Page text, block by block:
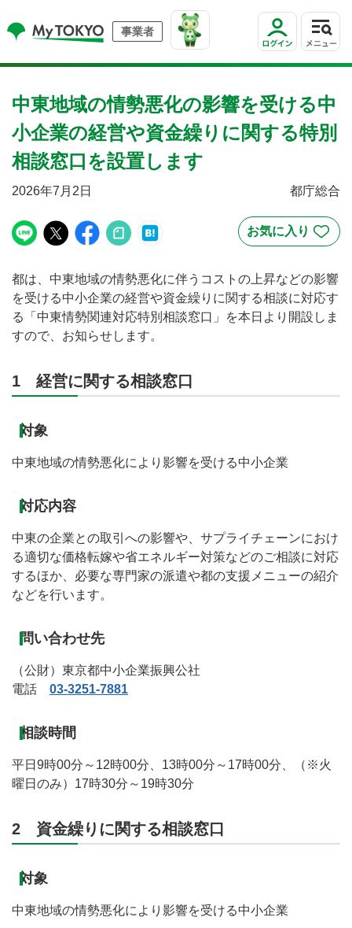
事業者
中東地域の情勢悪化の影響を受ける中
小企業の経営や資金繰りに関する特別
相談窓口を設置します
2026年7月2日 都庁総合
都は、中東地域の情勢悪化に伴うコストの上昇などの影響
を受ける中小企業の経営や資金繰りに関する相談に対応す
る「中東情勢関連対応特別相談窓口」を本日より開設しま
すので、お知らせします。
1 経営に関する相談窓口
対象
中東地域の情勢悪化により影響を受ける中小企業
対応内容
中東の企業との取引への影響や、サプライチェーンにおけ
る適切な価格転嫁や省エネルギー対策などのご相談に対応
するほか、必要な専門家の派遣や都の支援メニューの紹介
などを行います。
問い合わせ先
（公財）東京都中小企業振興公社
電話 03-3251-7881
相談時間
平日9時00分～12時00分、13時00分～17時00分、（※火
曜日のみ）17時30分～19時30分
2 資金繰りに関する相談窓口
対象
中東地域の情勢悪化により影響を受ける中小企業